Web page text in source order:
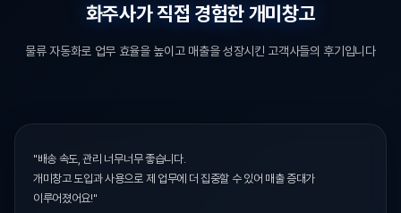
화주사가 직접 경험한 개미창고
물류 자동화로 업무 효율을 높이고 매출을 성장시킨 고객사들의 후기입니다
"배송 속도, 관리 너무너무 좋습니다.
개미창고 도입과 사용으로 제 업무에 더 집중할 수 있어 매출 증대가
이루어졌어요!"